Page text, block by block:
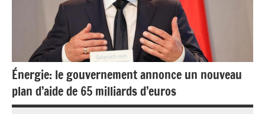
Énergie: le gouvernement annonce un nouveau
plan d’aide de 65 milliards d’euros